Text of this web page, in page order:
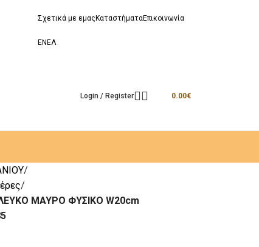
Σχετικά με εμας ΚαταστήματαΕπικοινωνία
EN ΕΛ
Login / Register 0.00€
ΜΑΥΡΟ ΦΥΣΙΚΟ W20cm